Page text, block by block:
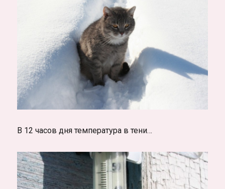
В 12 часов дня температура в тени…